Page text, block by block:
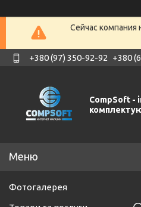
Сейчас компания
+380 (97) 350-92-92 +380
CompSoft -
Фотогалерея